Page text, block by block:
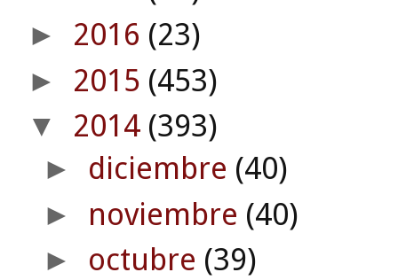
► 2016 (23)
► 2015 (453)
▼ 2014 (393)
► diciembre (40)
► noviembre (40)
► octubre (39)